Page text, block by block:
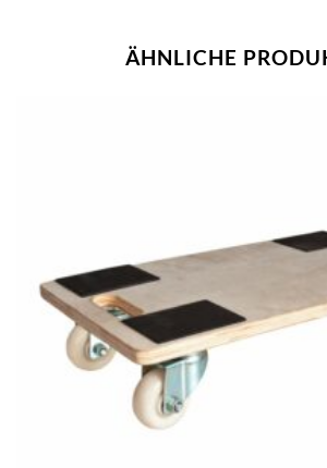
ÄHNLICHE